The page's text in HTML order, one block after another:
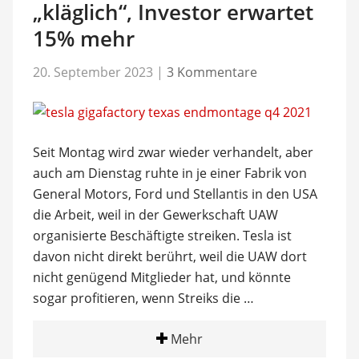
„kläglich“, Investor erwartet
15% mehr
20. September 2023 | 3 Kommentare
Seit Montag wird zwar wieder verhandelt, aber
auch am Dienstag ruhte in je einer Fabrik von
General Motors, Ford und Stellantis in den USA
die Arbeit, weil in der Gewerkschaft UAW
organisierte Beschäftigte streiken. Tesla ist
davon nicht direkt berührt, weil die UAW dort
nicht genügend Mitglieder hat, und könnte
sogar profitieren, wenn Streiks die …
Mehr